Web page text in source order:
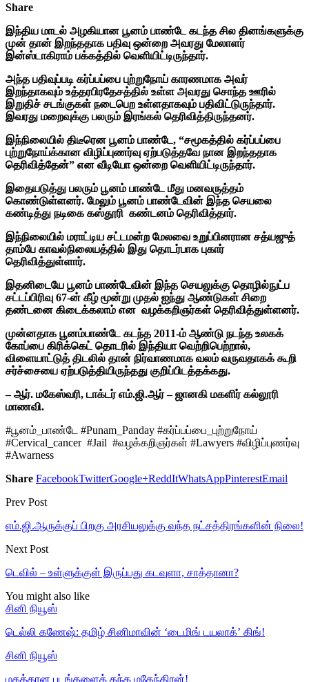
Share
இந்திய மாடல் அழகியான பூனம் பாண்டே கடந்த சில தினங்களுக்கு
முன் தான் இறந்ததாக பதிவு ஒன்றை அவரது மேலாளர்
இன்ஸ்டாகிராம் பக்கத்தில் வெளியிட்டிருந்தார்.
அந்த பதிவுப்படி கர்ப்பப்பை புற்றுநோய் காரணமாக அவர்
இறந்தாகவும் உத்தரபிரதேசத்தில் உள்ள அவரது சொந்த ஊரில்
இறுதிச் சடங்குகள் நடைபெற உள்ளதாகவும் பதிவிட்டுருந்தார்.
இவரது மறைவுக்கு பலரும் இரங்கல் தெரிவித்திருந்தனர்.
இந்நிலையில் திடீரென பூனம் பாண்டே, “சமூகத்தில் கர்ப்பப்பை
புற்றுநோய்க்கான விழிப்புணர்வு ஏற்படுத்தவே நான இறந்ததாக
தெரிவித்தேன்” என வீடியோ ஒன்றை வெளியிட்டிருந்தார்.
இதையடுத்து பலரும் பூனம் பாண்டே மீது மனவருத்தம்
கொ‌ண்டு‌ள்ளனர். மேலும் பூனம் பாண்டேவின் இந்த செயலை
கண்டித்து நடிகை கஸ்தூரி கண்டனம் தெரிவித்தார்.
இந்நிலையில் மராட்டிய சட்டமன்ற மேலவை உறுப்பினரான சத்யஜுத்
தாம்பே காவல்நிலையத்தில் இது தொடர்பாக புகார்
தெரிவித்துள்ளார்.
இதனிடையே பூனம் பாண்டேவின் இந்த செயலுக்கு தொழில்நுட்ப
சட்டப்பிரிவு 67-ன் கீழ் மூன்று முதல் ஐந்து ஆண்டுகள் சிறை
தண்டனை கிடைக்கலாம் என வழக்கறிஞர்கள் தெரிவித்துள்ளனர்.
முன்னதாக பூனம்பாண்டே கடந்த 2011-ம் ஆண்டு நடந்த உலகக்
கோப்பை கிரிக்கெட் தொடரில் இந்தியா வெற்றிபெற்றால்,
விளையாட்டுத் திடலில் தான் நிர்வாணமாக வலம் வருவதாகக் கூறி
சர்ச்சையை ஏற்படுத்தியிருந்தது குறிப்பிடத்தக்கது.
– ஆர். மகேஸ்வரி, டாக்டர் எம்.ஜி.ஆர் – ஜானகி மகளிர் கல்லூரி
மாணவி.
#பூனம்_பாண்டே #Punam_Panday #கர்ப்பப்பை_புற்றுநோய்
#Cervical_cancer #Jail #வழக்கறிஞர்கள் #Lawyers #விழிப்புணர்வு
#Awarness
Share FacebookTwitterGoogle+ReddItWhatsAppPinterestEmail
Prev Post
எம்.ஜி.ஆருக்குப் பிறகு அரசியலுக்கு வந்த நட்சத்திரங்களின் நிலை!
Next Post
டெவில் – உள்ளுக்குள் இருப்பது கடவுளா, சாத்தானா?
You might also like
சினி நியூஸ்
டெல்லி கணேஷ்: தமிழ் சினிமாவின் ‘டைமிங் டயலாக்’ கிங்!
சினி நியூஸ்
மகத்தான படங்களைத் தந்த மகேந்திரன்!